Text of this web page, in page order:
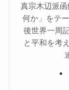
真宗木辺派
何か」をテ
後世界一周
と平和を考